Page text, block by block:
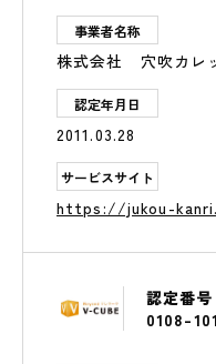
事業者名称
株式会社 穴吹カレ
認定年月日
2011.03.28
サービスサイト
https://jukou-
認定番号
0108-